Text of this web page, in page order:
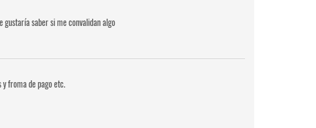
saber si me convalidan algo
froma de pago etc.